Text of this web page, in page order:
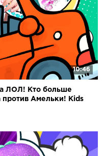
10:46
ЛОЛ! Кто больше
против Амельки! Kids